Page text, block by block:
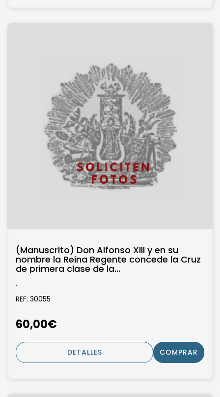
(Manuscrito) Don Alfonso XIII y en su
nombre la Reina Regente concede la Cruz
de primera clase de la...
,
REF: 30055
60,00€
DETALLES COMPRAR